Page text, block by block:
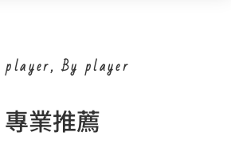
player, By player
專業推薦